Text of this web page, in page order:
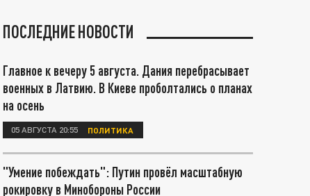
ПОСЛЕДНИЕ НОВОСТИ
Главное к вечеру 5 августа. Дания перебрасывает
военных в Латвию. В Киеве проболтались о планах
на осень
05 АВГУСТА 20:55 ПОЛИТИКА
"Умение побеждать": Путин провёл масштабную
рокировку в Минобороны России